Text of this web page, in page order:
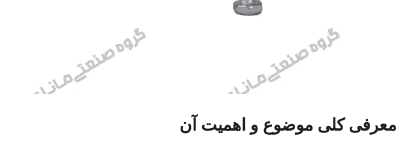
معرفی کلی موضوع و اهمیت آن